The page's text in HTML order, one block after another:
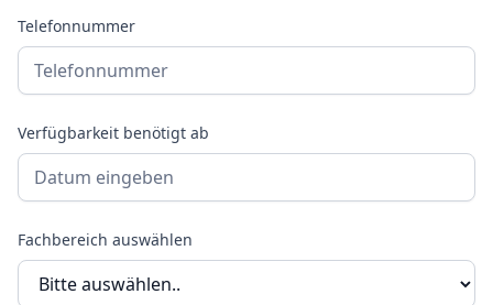
Telefonnummer
Verfügbarkeit benötigt ab
Fachbereich auswählen